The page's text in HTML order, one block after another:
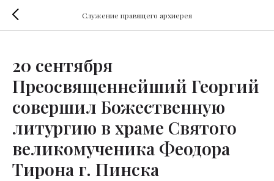
Служение правящего архиерея
20 сентября
Преосвященнейший Георгий
совершил Божественную
литургию в храме Святого
великомученика Феодора
Тирона г. Пинска